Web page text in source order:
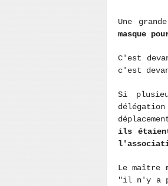
Une
masque
C'est
c'est
Si
ils étaient
Le maître
"il n'y a